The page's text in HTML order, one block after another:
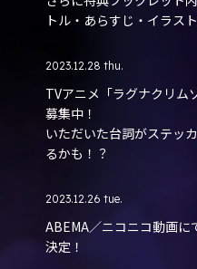
トル・あらすじ・イラス
2023.12.28 thu.
TVアニメ「ラグナクリム
募集中！
いただいた台詞がステッ
るかも！？
2023.12.26 tue.
ABEMA／ニコニコ動画に
決定！